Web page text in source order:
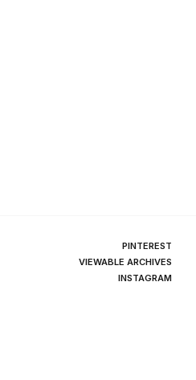
PINTEREST
VIEWABLE ARCHIVES
INSTAGRAM